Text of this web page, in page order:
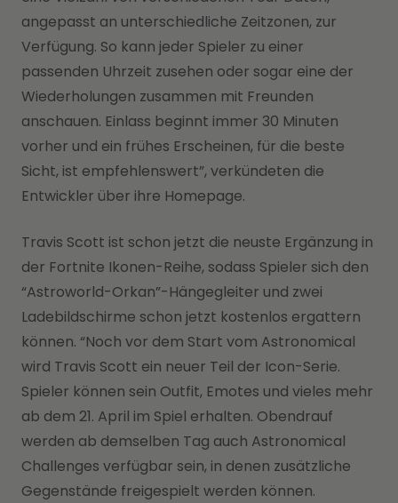
angepasst an unterschiedliche Zeitzonen, zur
Verfügung. So kann jeder Spieler zu einer
passenden Uhrzeit zusehen oder sogar eine der
Wiederholungen zusammen mit Freunden
anschauen. Einlass beginnt immer 30 Minuten
vorher und ein frühes Erscheinen, für die beste
Sicht, ist empfehlenswert”, verkündeten die
Entwickler über ihre Homepage.
Travis Scott ist schon jetzt die neuste Ergänzung in
der Fortnite Ikonen-Reihe, sodass Spieler sich den
“Astroworld-Orkan”-Hängegleiter und zwei
Ladebildschirme schon jetzt kostenlos ergattern
können. “Noch vor dem Start vom Astronomical
wird Travis Scott ein neuer Teil der Icon-Serie.
Spieler können sein Outfit, Emotes und vieles mehr
ab dem 21. April im Spiel erhalten. Obendrauf
werden ab demselben Tag auch Astronomical
Challenges verfügbar sein, in denen zusätzliche
Gegenstände freigespielt werden können.